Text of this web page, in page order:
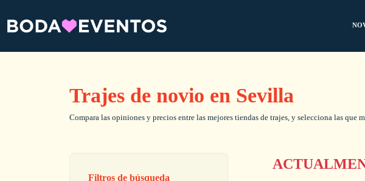
Trajes de novio en Sevilla
Compara las opiniones y precios entre las mejores tiendas de trajes, y selecciona las que
Filtros de búsqueda